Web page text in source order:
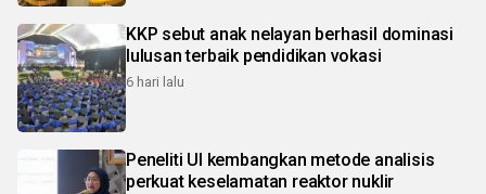
KKP sebut anak nelayan berhasil dominasi
lulusan terbaik pendidikan vokasi
6 hari lalu
Peneliti UI kembangkan metode analisis
perkuat keselamatan reaktor nuklir